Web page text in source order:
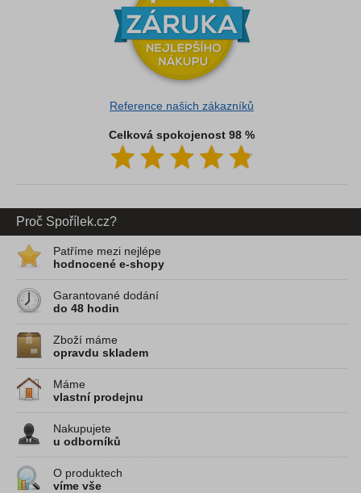
Reference našich zákazníků
Celková spokojenost 98 %
Proč Spořílek.cz?
Patříme mezi nejlépe
hodnocené e-shopy
Garantované dodání
do 48 hodin
Zboží máme
opravdu skladem
Máme
vlastní prodejnu
Nakupujete
u odborníků
O produktech
víme vše